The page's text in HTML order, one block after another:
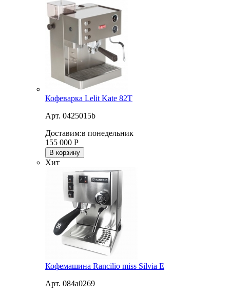
Кофеварка Lelit Kate 82T
Арт. 0425015b
Доставим:в понедельник
155 000 Р
В корзину
Хит
Кофемашина Rancilio miss Silvia E
Арт. 084a0269